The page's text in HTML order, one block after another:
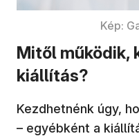
Kép:
Mitől működik,
kiállítás?
Kezdhetnénk úgy,
– egyébként a